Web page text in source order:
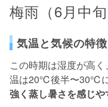
梅雨（6月中旬
気温と気候の特徴
この時期は湿度が高く、
温は20℃後半〜30℃に
強く蒸し暑さを感じや